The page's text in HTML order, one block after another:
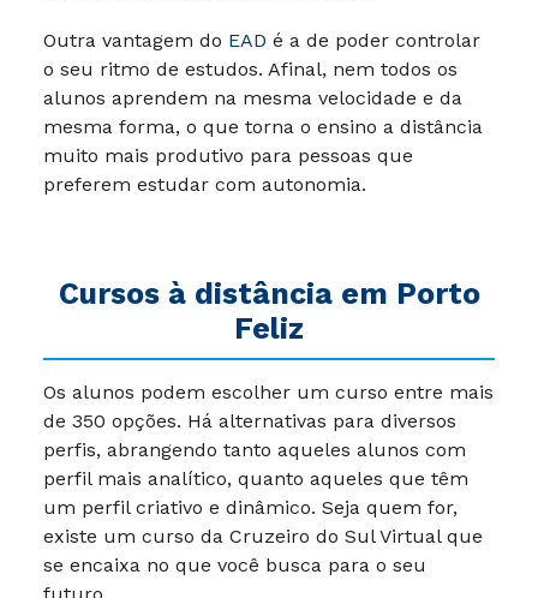
Outra vantagem do EAD é a de poder controlar
o seu ritmo de estudos. Afinal, nem todos os
alunos aprendem na mesma velocidade e da
mesma forma, o que torna o ensino a distância
muito mais produtivo para pessoas que
preferem estudar com autonomia.
Cursos à distância em Porto
Feliz
Os alunos podem escolher um curso entre mais
de 350 opções. Há alternativas para diversos
perfis, abrangendo tanto aqueles alunos com
perfil mais analítico, quanto aqueles que têm
um perfil criativo e dinâmico. Seja quem for,
existe um curso da Cruzeiro do Sul Virtualque
se encaixa no que você busca para o seu